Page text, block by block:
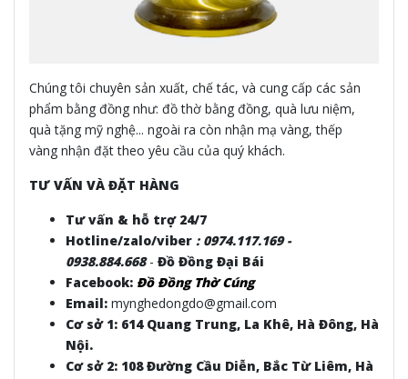
Chúng tôi chuyên sản xuất, chế tác, và cung cấp các sản
phẩm bằng đồng như: đồ thờ bằng đồng, quà lưu niệm,
quà tặng mỹ nghệ... ngoài ra còn nhận mạ vàng, thếp
vàng nhận đặt theo yêu cầu của quý khách.
TƯ VẤN VÀ ĐẶT HÀNG
Tư vấn & hỗ trợ 24/7
Hotline/zalo/viber : 0974.117.169 -
0938.884.668 - Đồ Đồng Đại Bái
Facebook: Đồ Đồng Thờ Cúng
Email: mynghedongdo@gmail.com
Cơ sở 1: 614 Quang Trung, La Khê, Hà Đông, Hà
Nội.
Cơ sở 2: 108 Đường Cầu Diễn, Bắc Từ Liêm, Hà